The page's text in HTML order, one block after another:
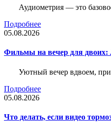
Аудиометрия — это
Подробнее
05.08.2026
Фильмы на вечер для
Уютный вечер вдвоем,
Подробнее
05.08.2026
Что делать, если видео